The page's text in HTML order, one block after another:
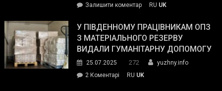
Залишити коментарon
завойовує
симпатії
виборців
The
RU UK
У ПІВДЕННОМУ ПРАЦІВНИКАМ ОПЗ
З МАТЕРІАЛЬНОГО РЕЗЕРВУ
ВИДАЛИ ГУМАНІТАРНУ ДОПОМОГУ
25.07.2025 272
yuzhny.info
2 Коментарі
RU UK